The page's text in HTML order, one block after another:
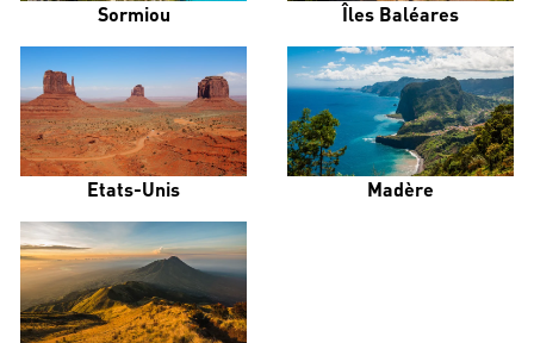
Sormiou Îles Baléares
Etats-Unis Madère